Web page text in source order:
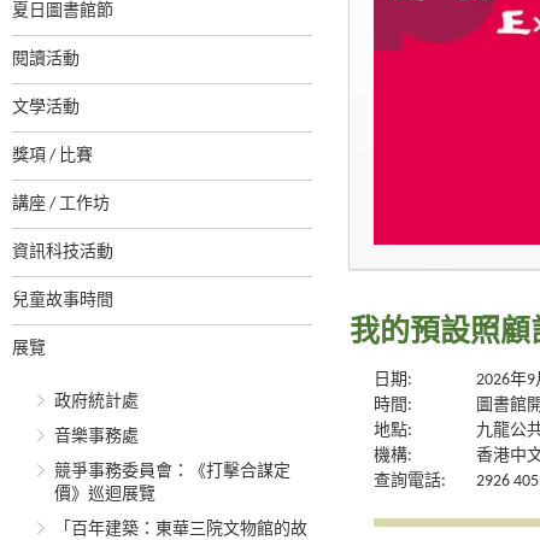
夏日圖書館節
閱讀活動
文學活動
獎項 / 比賽
講座 / 工作坊
資訊科技活動
兒童故事時間
展覽
政府統計處
音樂事務處
競爭事務委員會：《打擊合謀定
價》巡迴展覽
「百年建築：東華三院文物館的故
我的預設照顧
日期:
2026年
時間:
圖書館
地點:
九龍公
機構:
香港中
查詢電話:
2926